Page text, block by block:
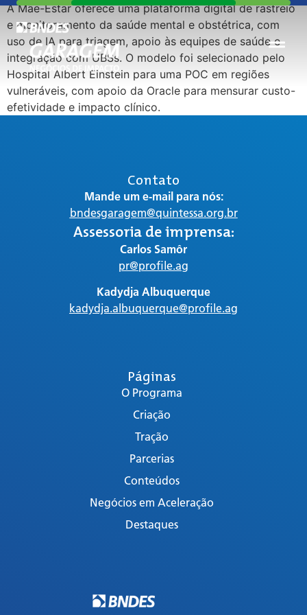
A Mãe-Estar oferece uma plataforma digital de rastreio
e monitoramento da saúde mental e obstétrica, com
uso de IA para triagem, apoio às equipes de saúde e
integração com UBSs. O modelo foi selecionado pelo
Hospital Albert Einstein para uma POC em regiões
vulneráveis, com apoio da Oracle para mensurar custo-
efetividade e impacto clínico.
Páginas
O Programa
Criação
Tração
Parcerias
Conteúdos
Negócios em Aceleração
Destaques
Contato
Mande um e-mail para nós:
bndesgaragem@quintessa.org.br
Assessoria de imprensa:
Carlos Samôr
pr@profile.ag
Kadydja Albuquerque
kadydja.albuquerque@profile.ag